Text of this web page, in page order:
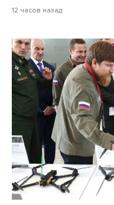
12 часов назад